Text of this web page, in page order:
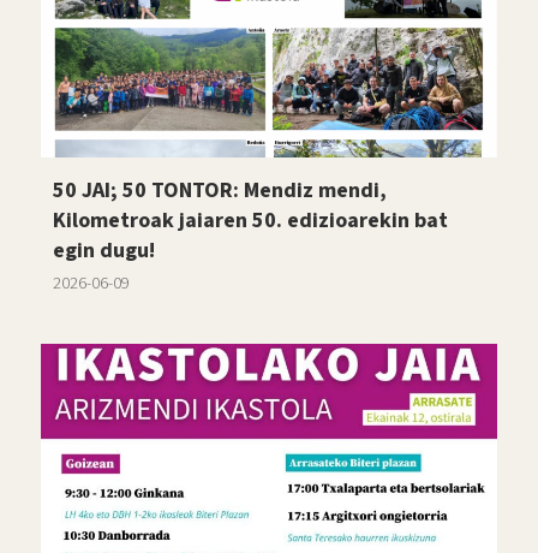
50 JAI; 50 TONTOR: Mendiz mendi,
Kilometroak jaiaren 50. edizioarekin bat
egin dugu!
2026-06-09